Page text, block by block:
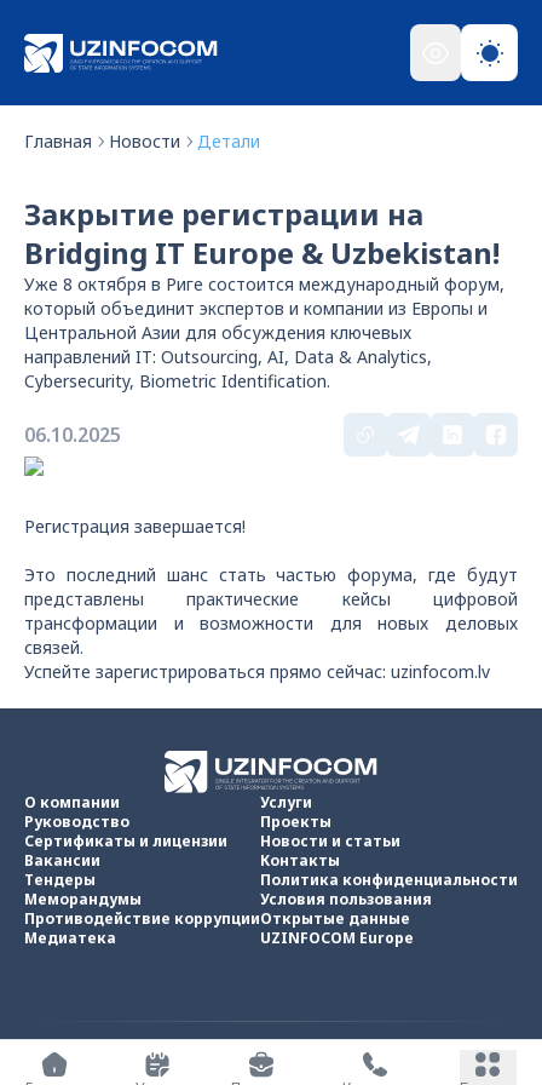
Главная Новости Детали
Закрытие регистрации на
Bridging IT Europe & Uzbekistan!
Уже 8 октября в Риге состоится международный форум,
который объединит экспертов и компании из Европы и
Центральной Азии для обсуждения ключевых
направлений IT: Outsourcing, AI, Data & Analytics,
Cybersecurity, Biometric Identification.
06.10.2025
Регистрация завершается!
Это последний шанс стать частью форума, где будут
представлены практические кейсы цифровой
трансформации и возможности для новых деловых
связей.
Успейте зарегистрироваться прямо сейчас: uzinfocom.lv
О компании
Руководство
Сертификаты и лицензии
Вакансии
Тендеры
Меморандумы
Противодействие коррупции
Медиатека
Услуги
Проекты
Новости и статьи
Контакты
Политика конфиденциальности
Условия пользования
Открытые данные
UZINFOCOM Europe
UZINFOCOM © 2002 - 2026
Все права защищены